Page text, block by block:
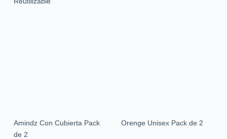
Amindz Con Cubierta Pack
de 2
Orenge Unisex Pack de 2